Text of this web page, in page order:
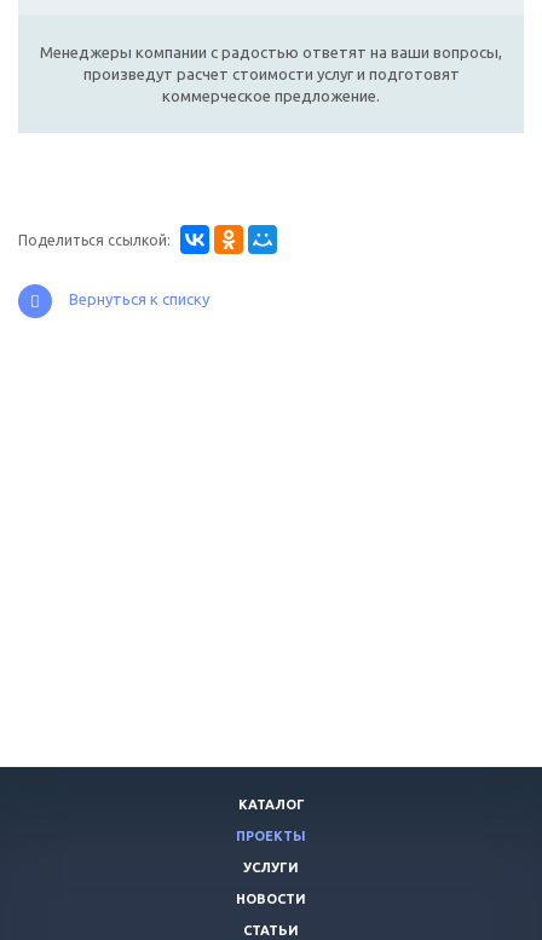
Менеджеры компании с радостью ответят на ваши вопросы,
произведут расчет стоимости услуг и подготовят
коммерческое предложение.
Поделиться ссылкой:
Вернуться к списку
КАТАЛОГ
ПРОЕКТЫ
УСЛУГИ
НОВОСТИ
СТАТЬИ